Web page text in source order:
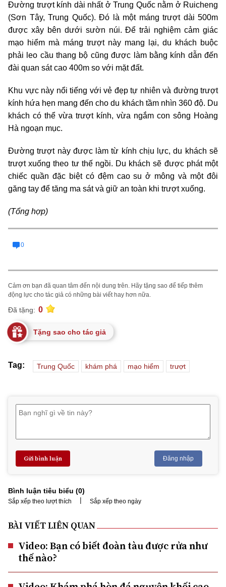
Đường trượt kính dài nhất ở Trung Quốc nằm ở Ruicheng
(Sơn Tây, Trung Quốc). Đó là một máng trượt dài 500m
được xây bên dưới sườn núi. Để trải nghiệm cảm giác
mạo hiểm mà máng trượt này mang lại, du khách buộc
phải leo cầu thang bộ cũng được làm bằng kính dẫn đến
đài quan sát cao 400m so với mặt đất.
Khu vực này nổi tiếng với vẻ đẹp tự nhiên và đường trượt
kính hứa hẹn mang đến cho du khách tầm nhìn 360 độ. Du
khách có thể vừa trượt kính, vừa ngắm con sông Hoàng
Hà ngoạn mục.
Đường trượt này được làm từ kính chịu lực, du khách sẽ
trượt xuống theo tư thế ngồi. Du khách sẽ được phát một
chiếc quần đặc biệt có đệm cao su ở mông và một đôi
găng tay để tăng ma sát và giữ an toàn khi trượt xuống.
(Tổng hợp)
0
Cảm ơn bạn đã quan tâm đến nội dung trên. Hãy tặng sao để tiếp thêm
động lực cho tác giả có những bài viết hay hơn nữa.
Đã tặng: 0
Tặng sao cho tác giả
Tag: Trung Quốc khám phá mạo hiểm trượt
Gửi bình luận Đăng nhập
Bình luận tiêu biểu (0)
Sắp xếp theo lượt thích | Sắp xếp theo ngày
BÀI VIẾT LIÊN QUAN
Video: Bạn có biết đoàn tàu được rửa như
thế nào?